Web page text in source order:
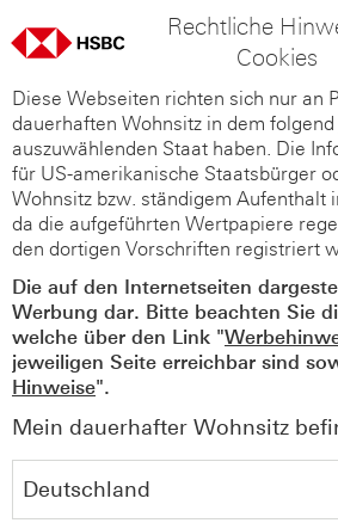
Rechtliche
Cookies
Diese Webseiten richten sich nur an
dauerhaften Wohnsitz in dem
auszuwählenden Staat haben. Die
für US-amerikanische Staatsbürger
Wohnsitz bzw. ständigem Aufenthalt
da die aufgeführten Wertpapiere
den dortigen Vorschriften registriert
Die auf den Internetseiten
Werbung dar. Bitte beachten Sie
welche über den Link "
jeweiligen Seite erreichbar sind
Hinweise".
Mein dauerhafter Wohnsitz